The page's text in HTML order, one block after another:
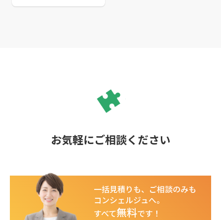
お気軽にご相談ください
一括見積りも、ご相談のみも
コンシェルジュへ。
すべて無料です！